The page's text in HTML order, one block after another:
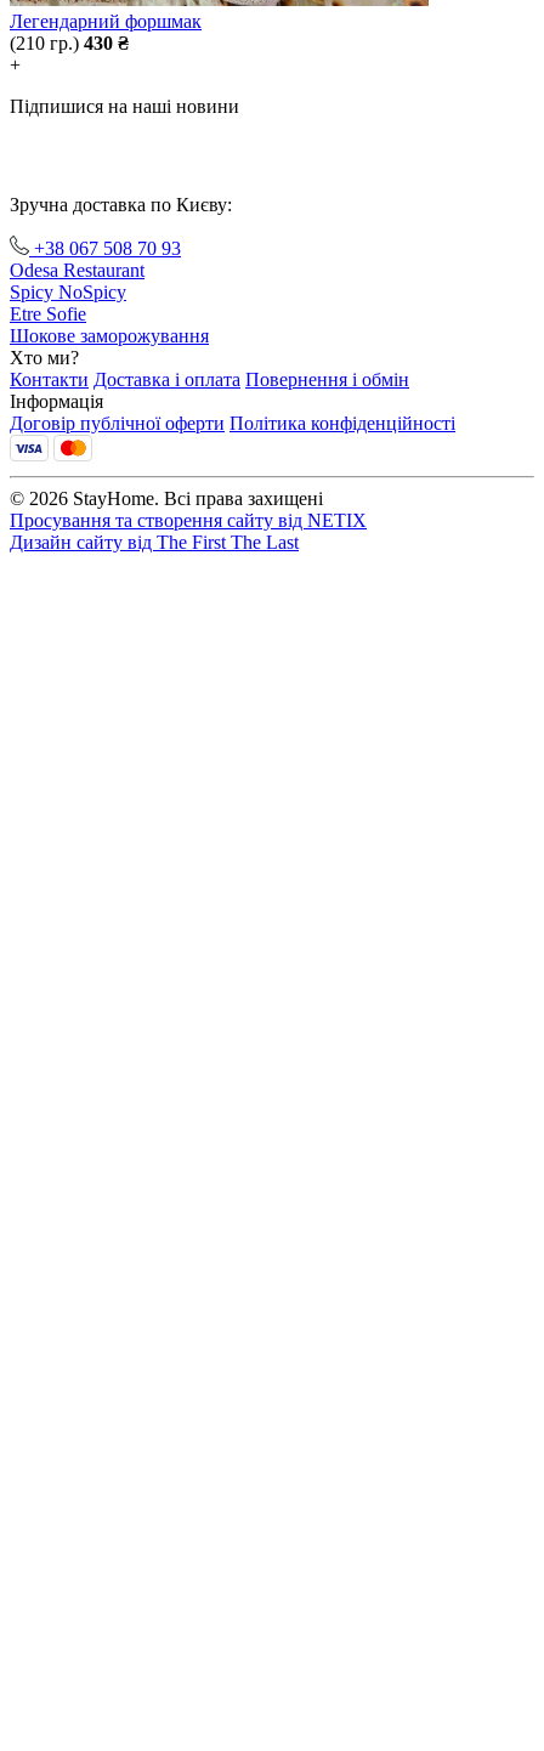
Легендарний форшмак
(210 гр.) 430 ₴
+
Підпишися на наші новини
Зручна доставка по Києву:
+38 067 508 70 93
Odesa Restaurant
Spicy NoSpicy
Etre Sofie
Шокове заморожування
Хто ми?
Контакти Доставка і оплата Повернення і обмін
Інформація
Договір публічної оферти Політика конфіденційності
© 2026 StayHome. Всі права захищені
Просування та створення сайту від NETIX
Дизайн сайту від The First The Last